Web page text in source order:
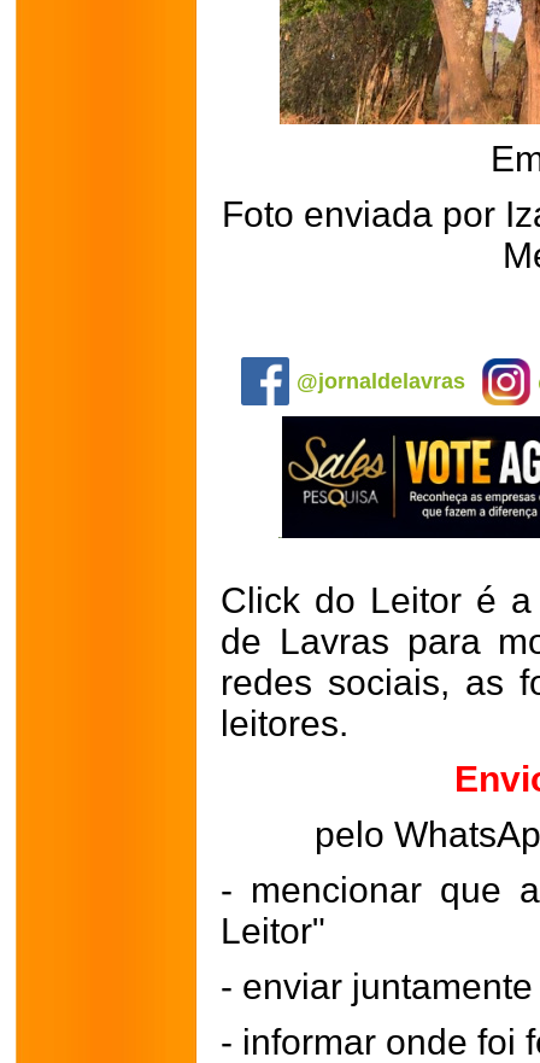
Foto enviada por
@jornaldelavras
Click do Leitor é
de Lavras para
redes sociais, as
leitores.
pelo
- mencionar que
Leitor"
- enviar
- informar onde foi